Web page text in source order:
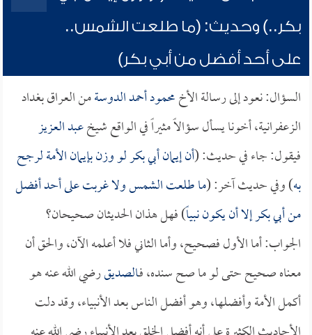
بكر..) وحديث: (ما طلعت الشمس..
على أحد أفضل من أبي بكر)
السؤال: نعود إلى رسالة الأخمحمود أحمد الدوسةمن العراق بغداد
الزعفرانية، أخونا يسأل سؤالاً مثيراً في الواقع شيخعبد العزيز
فيقول: جاء في حديث: (أن إيمانأبي بكرلو وزن بإيمان الأمة لرجح
به) وفي حديث آخر: (ما طلعت الشمس ولا غربت على أحد أفضل
منأبي بكرإلا أن يكون نبياً) فهل هذان الحديثان صحيحان؟
الجواب: أما الأول فصحيح، وأما الثاني فلا أعلمه الآن، والحق أن
معناه صحيح حتى لو ما صح سنده، فـالصديقرضي الله عنه هو
أكمل الأمة وأفضلها، وهو أفضل الناس بعد الأنبياء، وقد دلت